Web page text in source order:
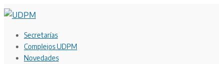
Saltar
contenidoSecretarías
Complejos UDPM
Novedades